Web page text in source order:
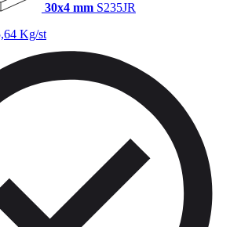
30x4 mm S235JR
Kg/st